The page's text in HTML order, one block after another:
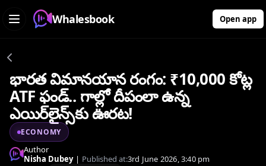
Whalesbook Open app
భారత విమానయాన రంగం: ₹10,000 కోట్ల
ATF ఫండ్.. గాల్లో దీపంలా ఉన్న
ఎయిర్‌లైన్స్‌కు ఊరట!
ECONOMY
Author
Nisha Dubey | Published at:3rd June 2026, 3:40 pm